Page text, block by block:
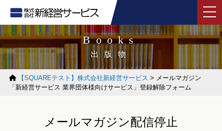
Books
出版物
【SQUAREテスト】株式会社新経営サービス > メールマガジン
「新経営サービス 業界団体様向けサービス」登録解除フォーム
メールマガジン配信停止